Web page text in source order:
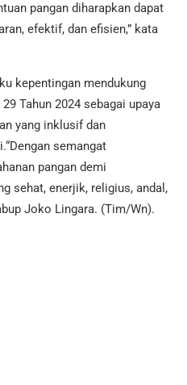
pangan diharapkan dapat
efektif, dan efisien,” kata
kepentingan mendukung
Tahun 2024 sebagai upaya
yang inklusif dan
semangat
pangan demi
sehat, enerjik, religius, andal,
Joko Lingara. (Tim/Wn).